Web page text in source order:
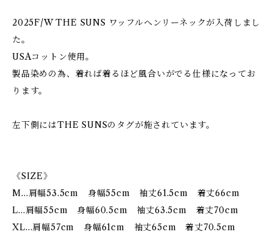
2025F/W THE SUNS ワッフルヘンリーネックが入荷しまし
た。
USAコットン使用。
製品染めの為、着れば着るほど風合いがでる仕様になってお
ります。
左下側にはTHE SUNSのタグが施されています。
《SIZE》
M…肩幅53.5cm 身幅55cm 袖丈61.5cm 着丈66cm
L…肩幅55cm 身幅60.5cm 袖丈63.5cm 着丈70cm
XL…肩幅57cm 身幅61cm 袖丈65cm 着丈70.5cm